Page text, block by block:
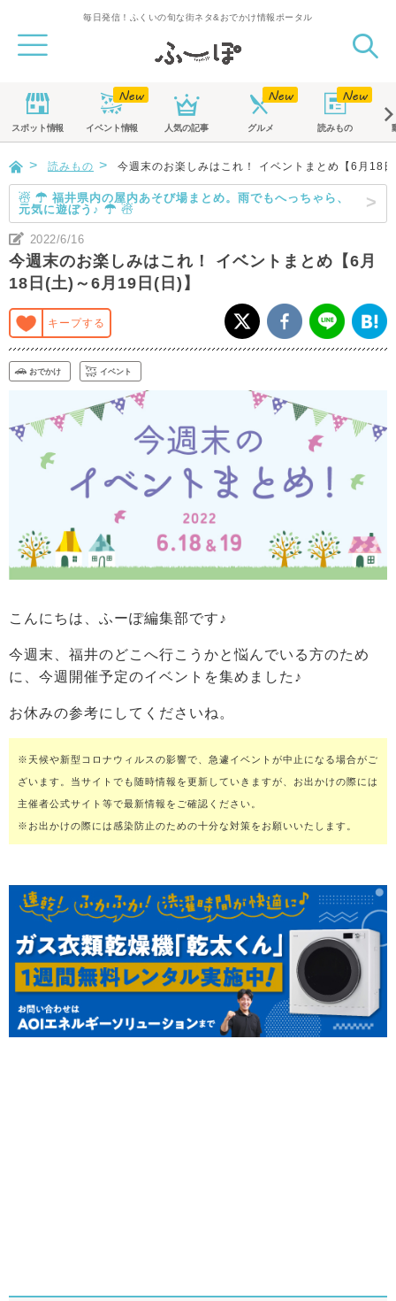
毎日発信！ふくいの旬な街ネタ&おでかけ情報ポータル
スポット情報 イベント情報 人気の記事 グルメ 読みもの
読みもの 今週末のお楽しみはこれ！ イベントまとめ【6月18
☃ ☂ 福井県内の屋内あそび場まとめ。雨でもへっちゃら、
元気に遊ぼう♪ ☂ ☃
2022/6/16
今週末のお楽しみはこれ！ イベントまとめ【6月
18日(土)～6月19日(日)】
キープする
おでかけ イベント
こんにちは、ふーぽ編集部です♪
今週末、福井のどこへ行こうかと悩んでいる方のため
に、今週開催予定のイベントを集めました♪
お休みの参考にしてくださいね。
※天候や新型コロナウィルスの影響で、急遽イベントが中止になる場合がご
ざいます。当サイトでも随時情報を更新していきますが、お出かけの際には
主催者公式サイト等で最新情報をご確認ください。
※お出かけの際には感染防止のための十分な対策をお願いいたします。